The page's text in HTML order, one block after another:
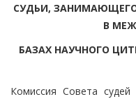
СУДЬИ,
В
БАЗАХ НАУЧНОГО
Комиссия Совета